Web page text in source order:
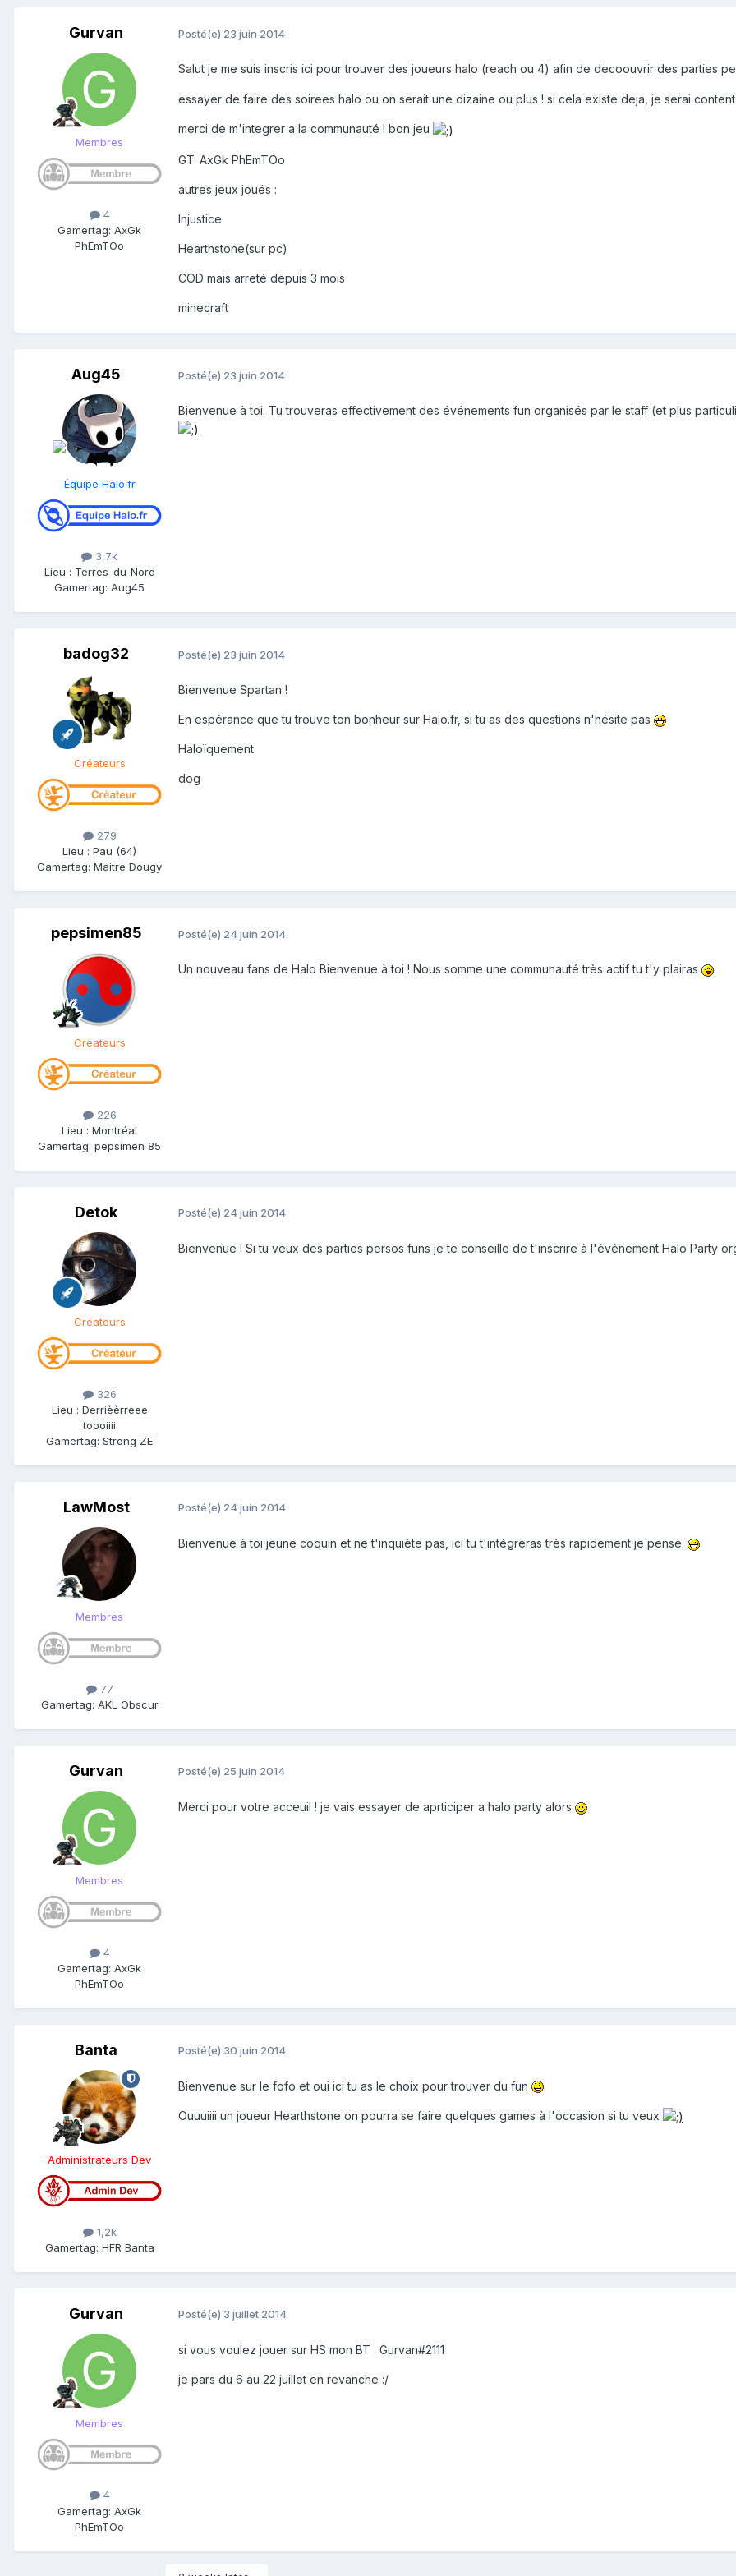
Gurvan
Membres
4
Gamertag: AxGk
PhEmTOo
Posté(e) 23 juin 2014
Salut je me suis inscris ici pour trouver des joueurs halo (reach ou 4) afin de decoouvrir des parties
essayer de faire des soirees halo ou on serait une dizaine ou plus ! si cela existe deja, je serai
merci de m'integrer a la communauté ! bon jeu
GT: AxGk PhEmTOo
autres jeux joués :
Injustice
Hearthstone(sur pc)
COD mais arreté depuis 3 mois
minecraft
Aug45
Équipe Halo.fr
3,7k
Lieu : Terres-du-Nord
Gamertag: Aug45
Posté(e) 23 juin 2014
Bienvenue à toi. Tu trouveras effectivement des événements fun organisés par le staff (et plus
badog32
Créateurs
279
Lieu : Pau (64)
Gamertag: Maitre Dougy
Posté(e) 23 juin 2014
Bienvenue Spartan !
En espérance que tu trouve ton bonheur sur Halo.fr, si tu as des questions n'hésite pas
Haloïquement
dog
pepsimen85
Créateurs
226
Lieu : Montréal
Gamertag: pepsimen 85
Posté(e) 24 juin 2014
Un nouveau fans de Halo Bienvenue à toi ! Nous somme une communauté très actif tu t'y plairas
Detok
Créateurs
326
Lieu : Derrièèrreee
toooiiii
Gamertag: Strong ZE
Posté(e) 24 juin 2014
Bienvenue ! Si tu veux des parties persos funs je te conseille de t'inscrire à l'événement Halo Party
LawMost
Membres
77
Gamertag: AKL Obscur
Posté(e) 24 juin 2014
Bienvenue à toi jeune coquin et ne t'inquiète pas, ici tu t'intégreras très rapidement je pense.
Gurvan
Membres
4
Gamertag: AxGk
PhEmTOo
Posté(e) 25 juin 2014
Merci pour votre acceuil ! je vais essayer de aprticiper a halo party alors
Banta
Administrateurs Dev
1,2k
Gamertag: HFR Banta
Posté(e) 30 juin 2014
Bienvenue sur le fofo et oui ici tu as le choix pour trouver du fun
Ouuuiiii un joueur Hearthstone on pourra se faire quelques games à l'occasion si tu veux
Gurvan
Membres
4
Gamertag: AxGk
PhEmTOo
Posté(e) 3 juillet 2014
si vous voulez jouer sur HS mon BT : Gurvan#2111
je pars du 6 au 22 juillet en revanche :/